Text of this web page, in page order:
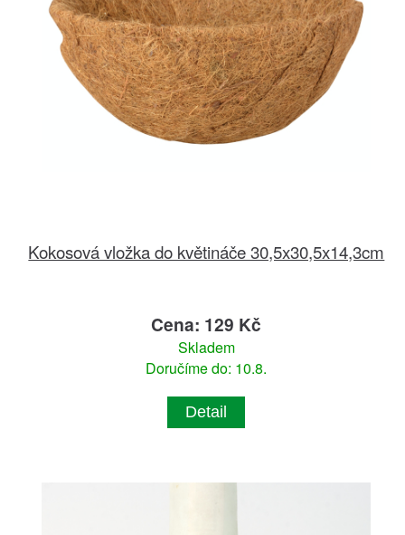
Kokosová vložka do květináče 30,5x30,5x14,3cm
Cena: 129 Kč
Skladem
Doručíme do: 10.8.
Detail